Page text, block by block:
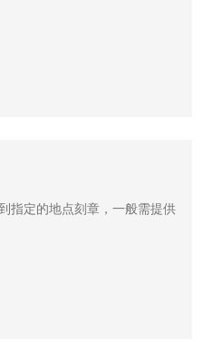
指定的地点刻章，一般需提供